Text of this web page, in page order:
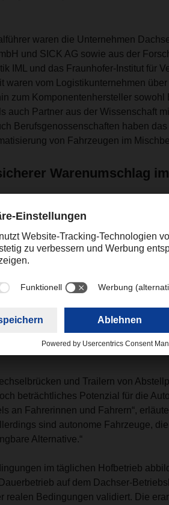
waren die Unternehmen
und SICK AG sowie aus der
IML und das Fraunhofer-Institut für
waren vom Logistikunternehmen
zum Komponentenhersteller sowohl
auch Partner aus der Wissenschaft
Berufsgenossenschaften haben
von Fahrzeugen im
Warenumschlag
bei allen Wetter- und
werden können. Dazu sind
die jedes Fahrzeug an Bord
Umfeld, können
Das bei SAFE20 entstandene
in die hofseitige Infrastruktur.
reduziert werden, dass ein
überhaupt in greifbare Nähe rückt“,
Nutzfahrzeug-Division.
und Trailern von
beträchtliches Potenzial für die
an Fahrerinnen und Fahrern“,
sind autonome Fahrzeuge,
Alternative.“
im täglichen Hofbetrieb
auf dem Dachser-
realen Bedingungen validiert. Die